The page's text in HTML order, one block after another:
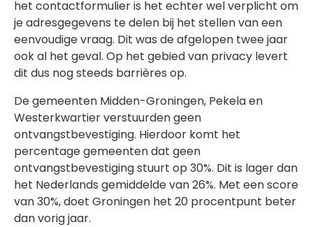
het contactformulier is het echter wel verplicht om
je adresgegevens te delen bij het stellen van een
eenvoudige vraag. Dit was de afgelopen twee jaar
ook al het geval. Op het gebied van privacy levert
dit dus nog steeds barrières op.
De gemeenten Midden-Groningen, Pekela en
Westerkwartier verstuurden geen
ontvangstbevestiging. Hierdoor komt het
percentage gemeenten dat geen
ontvangstbevestiging stuurt op 30%. Dit is lager dan
het Nederlands gemiddelde van 26%. Met een score
van 30%, doet Groningen het 20 procentpunt beter
dan vorig jaar.